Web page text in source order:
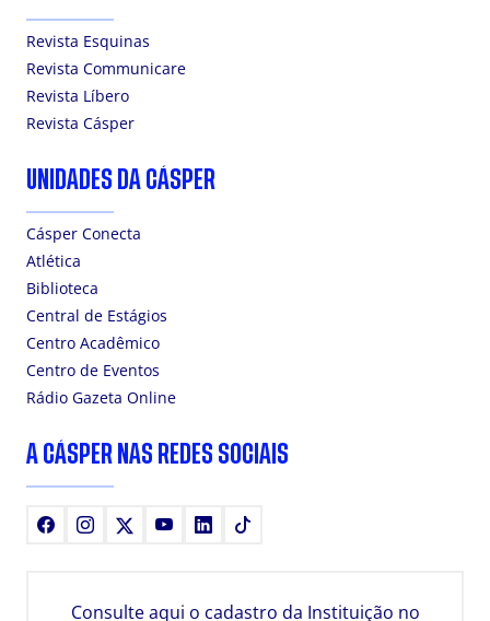
Revista Esquinas
Revista Communicare
Revista Líbero
Revista Cásper
UNIDADES DA CÁSPER
Cásper Conecta
Atlética
Biblioteca
Central de Estágios
Centro Acadêmico
Centro de Eventos
Rádio Gazeta Online
A CÁSPER NAS REDES SOCIAIS
FacebookInstagram YoutubeLinkedIn
Consulte aqui o cadastro da Instituição no